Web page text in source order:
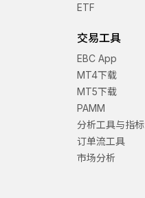
ETF
交易工具
EBC App
MT4下载
MT5下载
PAMM
分析工具与指标
订单流工具
市场分析